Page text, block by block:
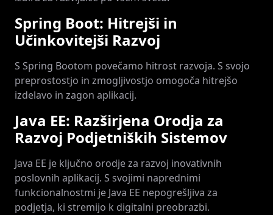
Spring Boot: Hitrejši in
Učinkovitejši Razvoj
S Spring Bootom povečamo hitrost razvoja. S svojo
preprostostjo in zmogljivostjo omogoča hitrejšo
izdelavo in zagon aplikacij.
Java EE: Razširjena Orodja za
Razvoj Podjetniških Sistemov
Java EE je ključno orodje za razvoj inovativnih
poslovnih aplikacij. S svojimi naprednimi
funkcionalnostmi je Java EE nepogrešljiva za
podjetja, ki stremijo k digitalni preobrazbi.